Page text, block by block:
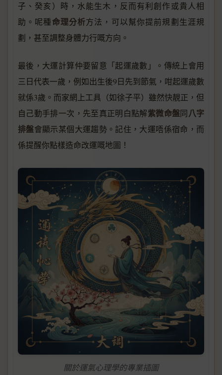
子、癸亥）時，水能生木，反而有利創作或貴人相
助。呢種命理分析方法，可以幫你提前規劃生涯規
劃，甚至調整身體力行嘅方向。
最後，大運計算仲要留意「起運歲數」。傳統上會用
三日代表一歲，例如出生後9日先到節氣，咁起運歲數
就係3歲。而家網上工具（如徐子平）雖然快靚正，但
自己動手排一次，先至真正明白點解紫微命盤同八字
排盤會顯示某個大運趨勢。記住，大運唔係宿命，而
係提醒你點樣造命改運嘅地圖！
關於運氣心理學的專業插圖